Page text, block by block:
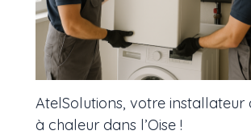
AtelSolutions, votre
à chaleur dans l’Oise !